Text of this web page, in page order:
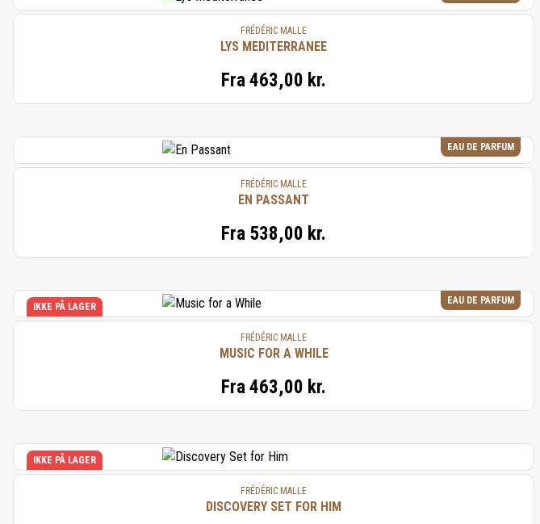
FRÉDÉRIC MALLE
LYS MEDITERRANEE
Fra463,00 kr.
EAU DE PARFUM
FRÉDÉRIC MALLE
EN PASSANT
Fra 538,00 kr.
EAU DE PARFUM
IKKE PÅ LAGER
FRÉDÉRIC MALLE
MUSIC FOR A WHILE
Fra463,00 kr.
IKKE PÅ LAGER
FRÉDÉRIC MALLE
DISCOVERY SET FOR HIM